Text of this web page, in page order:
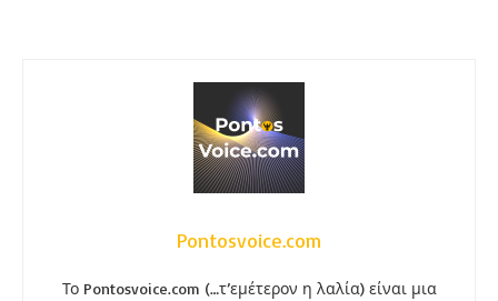
Pontosvoice.com
Το Pontosvoice.com (…τ’εμέτερον η λαλία) είναι μια